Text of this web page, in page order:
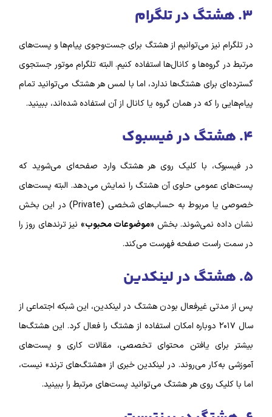
٣. هشتگ در تلگرام
در تلگرام نیز می‌توانیم از هشتگ برای جست‌وجوی پیام‌ها و پست‌های
مرتبط در گروه‌ها و کانال‌ها استفاده کنیم. البته تلگرام موتور جستجوی
گسترده‌ای برای هشتگ‌ها ندارد، اما با لمس هر هشتگ می‌توانید تمام
پیام‌هایی را که در همان گروه یا کانال از آن استفاده شده‌اند، ببینید.
۴. هشتگ در فیسبوک
در فیسبوک، با کلیک روی هر هشتگ وارد صفحه‌ای می‌شوید که
پست‌های عمومی حاوی آن هشتگ را نمایش می‌دهد. البته پست‌های
خصوصی یا مربوط به حساب‌های شخصی (Private) در این بخش
نشان داده نمی‌شوند. بخش «موضوعات محبوب» نیز ترندهای روز را
در سمت راست صفحه فهرست می‌کند.
۵. هشتگ در لینکدین
پس از مدتی غیرفعال بودن هشتگ در لینکدین، این شبکه اجتماعی از
سال ۲۰۱۷ دوباره امکان استفاده از هشتگ را فعال کرد. این هشتگ‌ها
بیشتر برای یافتن محتوای تخصصی، مقالات کاری و پست‌های
آموزشی به‌کار می‌روند. در لینکدین خبری از «هشتگ‌های ترند» نیست،
اما با کلیک روی هر هشتگ می‌توانید پست‌های مرتبط را ببینید.